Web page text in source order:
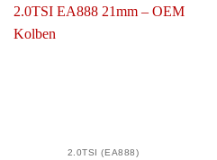
2.0TSI (EA888)